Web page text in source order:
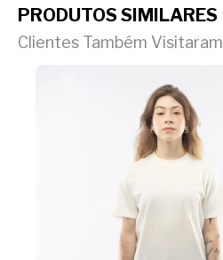
PRODUTOS SIMILARES
Clientes Também Visitaram